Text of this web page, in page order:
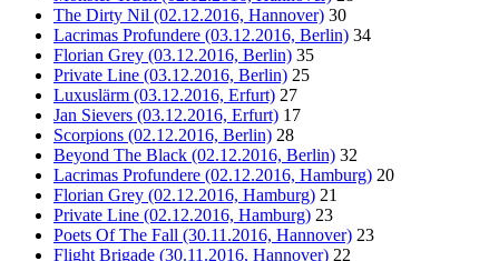
The Dirty Nil (02.12.2016, Hannover) 30
Lacrimas Profundere (03.12.2016, Berlin) 34
Florian Grey (03.12.2016, Berlin) 35
Private Line (03.12.2016, Berlin) 25
Luxuslärm (03.12.2016, Erfurt) 27
Jan Sievers (03.12.2016, Erfurt) 17
Scorpions (02.12.2016, Berlin) 28
Beyond The Black (02.12.2016, Berlin) 32
Lacrimas Profundere (02.12.2016, Hamburg) 20
Florian Grey (02.12.2016, Hamburg) 21
Private Line (02.12.2016, Hamburg) 23
Poets Of The Fall (30.11.2016, Hannover) 23
Flight Brigade (30.11.2016, Hannover) 22